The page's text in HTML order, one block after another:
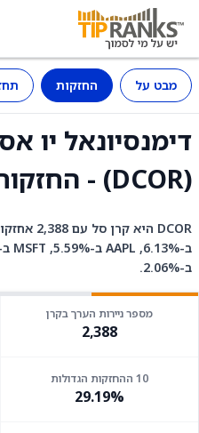
מבט על החזקות
(DCOR) - החזקות
ב-2.06%.
מספר ניירות הערך בקרן
2,388
10 ההחזקות הגדולות
29.19%